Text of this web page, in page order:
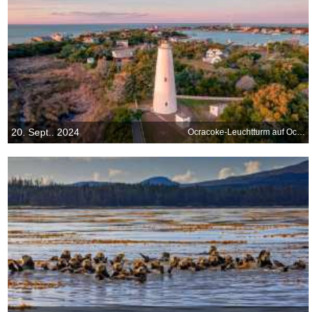
20. Sept.. 2024 Ocracoke-Leuchtturm auf Ocracoke Island, North Carolina, USA